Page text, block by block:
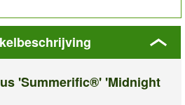
'Summerific®' 'Midnight